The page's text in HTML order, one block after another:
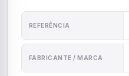
REFERÊNCIA
FABRICANTE / MARCA